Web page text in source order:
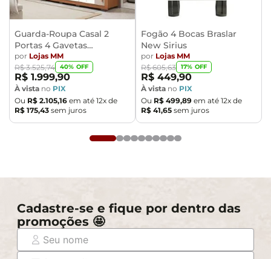
- Ao receber a mercadoria, o cliente deve verificar as
condições da embalagem, caso haja alguma avaria não
assine o comprovante de recebimento.
- Montagem, desmontagem e outras instalações serão
de responsabilidade do cliente. Não nos
responsabilizamos, no ato da entrega, por subir
escadas/elevadores ou pelo transporte por guincho em
apartamentos. Eventuais despesas são de
responsabilidade do comprador.
que passará normalmente por supostos elevadores,
Guarda-Roupa Casal 2
Portas 4 Gavetas
Caemmun Moviment
por Lojas MM
R$ 3.525,74 40% OFF
R$ 1.999,90
À vista no PIX
Ou R$ 2.105,16 em até 12x de
R$ 175,43 sem juros
Fogão 4 Bocas Braslar
New Sirius
por Lojas MM
R$ 605,63 17% OFF
R$ 449,90
À vista no PIX
Ou R$ 499,89 em até 12x de
R$ 41,65 sem juros
Cadastre-se e fique por dentro das
promoções 🤩